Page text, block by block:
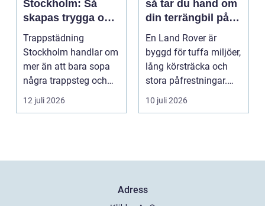
Stockholm: Så
skapas trygga och
trivsamma
trapphus
Trappstädning
Stockholm handlar om
mer än att bara sopa
några trappsteg och
torka en...
12 juli 2026
så tar du hand om
din terrängbil på
rätt sätt
En Land Rover är
byggd för tuffa miljöer,
lång körsträcka och
stora påfrestningar.
Samtidigt är det ...
10 juli 2026
Adress